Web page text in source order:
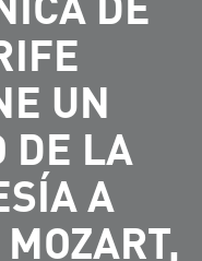
UN
DE LA
A